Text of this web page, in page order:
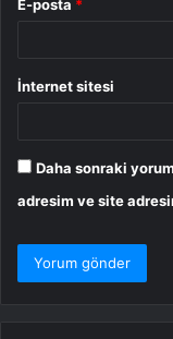
E-posta *
İnternet sitesi
Daha sonraki
adresim ve site